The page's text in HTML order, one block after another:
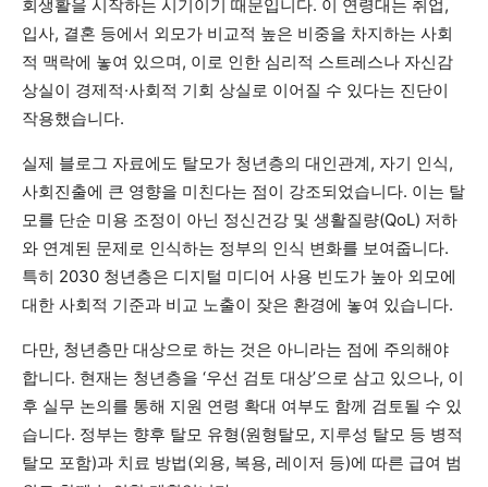
회생활을 시작하는 시기이기 때문입니다. 이 연령대는 취업,
입사, 결혼 등에서 외모가 비교적 높은 비중을 차지하는 사회
적 맥락에 놓여 있으며, 이로 인한 심리적 스트레스나 자신감
상실이 경제적·사회적 기회 상실로 이어질 수 있다는 진단이
작용했습니다.
실제 블로그 자료에도 탈모가 청년층의 대인관계, 자기 인식,
사회진출에 큰 영향을 미친다는 점이 강조되었습니다. 이는 탈
모를 단순 미용 조정이 아닌 정신건강 및 생활질량(QoL) 저하
와 연계된 문제로 인식하는 정부의 인식 변화를 보여줍니다.
특히 2030 청년층은 디지털 미디어 사용 빈도가 높아 외모에
대한 사회적 기준과 비교 노출이 잦은 환경에 놓여 있습니다.
다만, 청년층만 대상으로 하는 것은 아니라는 점에 주의해야
합니다. 현재는 청년층을 ‘우선 검토 대상’으로 삼고 있으나, 이
후 실무 논의를 통해 지원 연령 확대 여부도 함께 검토될 수 있
습니다. 정부는 향후 탈모 유형(원형탈모, 지루성 탈모 등 병적
탈모 포함)과 치료 방법(외용, 복용, 레이저 등)에 따른 급여 범